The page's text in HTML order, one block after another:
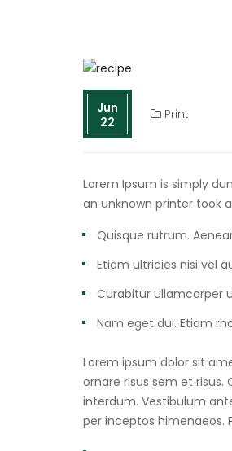
Jun
22
Print
Lorem Ipsum is simply
an unknown printer took
Quisque rutrum.
Etiam ultricies nisi vel
Curabitur ullamcorper
Nam eget dui. Etiam
Lorem ipsum dolor sit
ornare risus sem et
interdum. Vestibulum
per inceptos himenaeos.